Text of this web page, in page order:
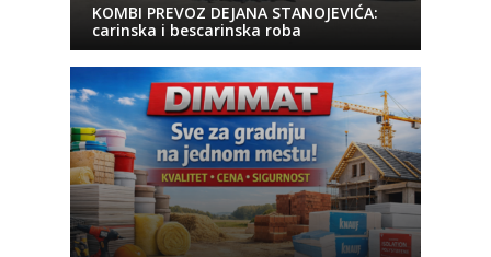
KOMBI PREVOZ DEJANA STANOJEVIĆA:
carinska i bescarinska roba